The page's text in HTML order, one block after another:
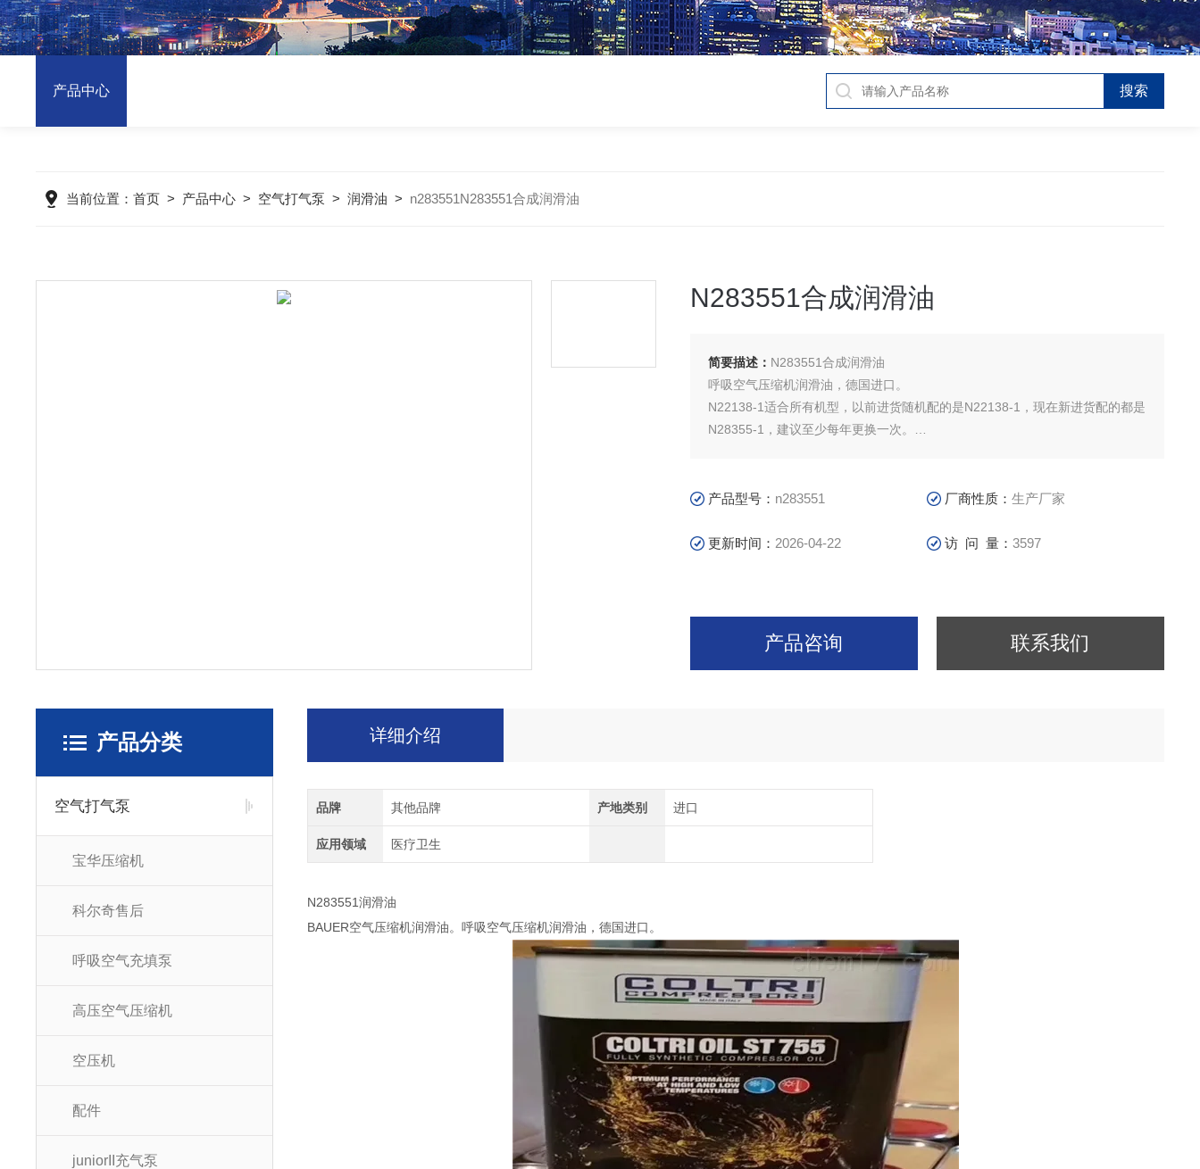
产品中心
当前位置：首页 > 产品中心 > 空气打气泵 >润滑油 > n283551N283551合成润滑油
N283551合成润滑油
简要描述： N283551合成润滑油
呼吸空气压缩机润滑油，德国进口。
N22138-1适合所有机型，以前进货随机配的是N22138-1，现在新进货配的都是
N28355-1，建议至少每年更换一次。
产品型号： n283551 厂商性质：生产厂家
更新时间： 2026-04-22 访 问 量：3597
产品咨询 联系我们
产品分类
空气打气泵
宝华压缩机
科尔奇售后
呼吸空气充填泵
高压空气压缩机
空压机
配件
juniorII充气泵
详细介绍
品牌 其他品牌 产地类别 进口
应用领域 医疗卫生
N283551润滑油
BAUER空气压缩机润滑油。呼吸空气压缩机润滑油，德国进口。